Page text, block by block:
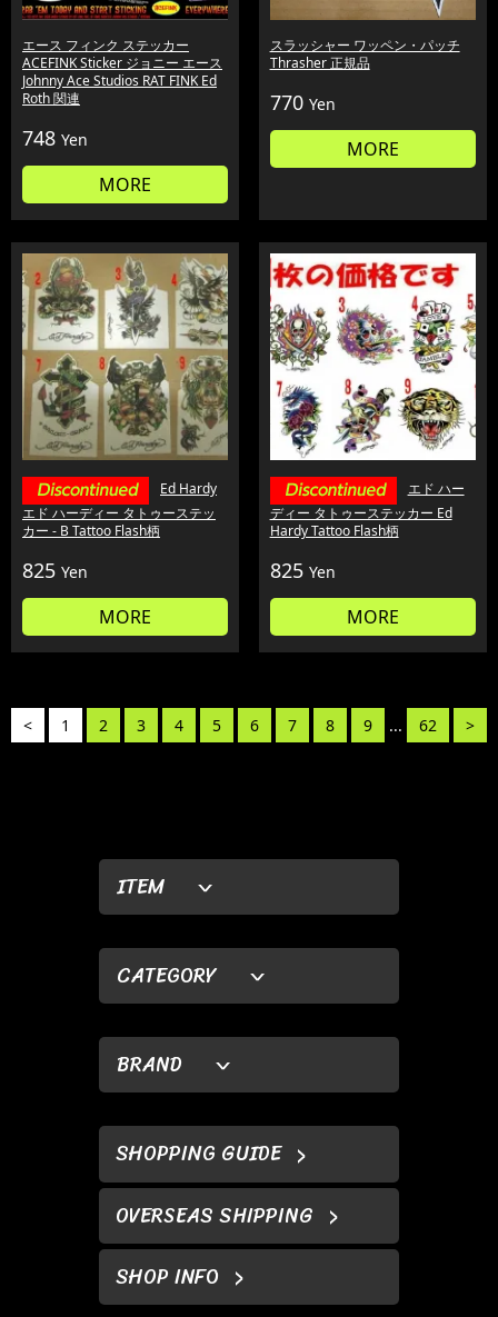
ITEM
CATEGORY
BRAND
SHOPPING GUIDE
OVERSEAS SHIPPING
SHOP INFO
エース フィンク ステッカー
ACEFINK Sticker ジョニー エース
Johnny Ace Studios RAT FINK Ed
Roth 関連
748 Yen
MORE
スラッシャー ワッペン・パッチ
Thrasher 正規品
770 Yen
MORE
Ed Hardy
エド ハーディー タトゥーステッ
カー - B Tattoo Flash柄
825 Yen
MORE
エド ハー
ディー タトゥーステッカー Ed
Hardy Tattoo Flash柄
825 Yen
MORE
< 1 2 3 4 5 6 7 8 9 ... 62 >